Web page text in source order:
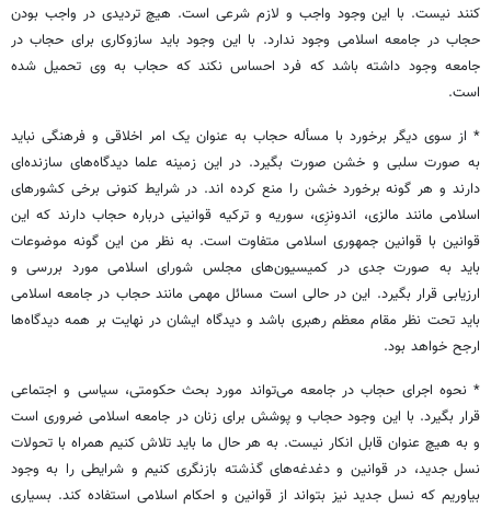
کنند نیست. با این وجود واجب و لازم شرعی است. هیچ تردیدی در واجب بودن
حجاب در جامعه اسلامی وجود ندارد. با این وجود باید سازوکاری برای حجاب در
جامعه وجود داشته باشد که فرد احساس نکند که حجاب به وی تحمیل شده
است.
* از سوی دیگر برخورد با مسأله حجاب به عنوان یک امر اخلاقی و فرهنگی نباید
به صورت سلبی و خشن صورت بگیرد. در این زمینه علما دیدگاه‌های سازنده‌ای
دارند و هر گونه برخورد خشن را منع کرده اند. در شرایط کنونی برخی کشورهای
اسلامی مانند مالزی، اندونزِی، سوریه و ترکیه قوانینی درباره حجاب دارند که این
قوانین با قوانین جمهوری اسلامی متفاوت است. به نظر من این گونه موضوعات
باید به صورت جدی در کمیسیون‌های مجلس شورای اسلامی مورد بررسی و
ارزیابی قرار بگیرد. این در حالی است مسائل مهمی مانند حجاب در جامعه اسلامی
باید تحت نظر مقام معظم رهبری باشد و دیدگاه ایشان در نهایت بر همه دیدگاه‌ها
ارجح خواهد بود.
* نحوه اجرای حجاب در جامعه می‌تواند مورد بحث حکومتی، سیاسی و اجتماعی
قرار بگیرد. با این وجود حجاب و پوشش برای زنان در جامعه اسلامی ضروری است
و به هیچ عنوان قابل انکار نیست. به هر حال ما باید تلاش کنیم همراه با تحولات
نسل جدید، در قوانین و دغدغه‌های گذشته بازنگری کنیم و شرایطی را به وجود
بیاوریم که نسل جدید نیز بتواند از قوانین و احکام اسلامی استفاده کند. بسیاری